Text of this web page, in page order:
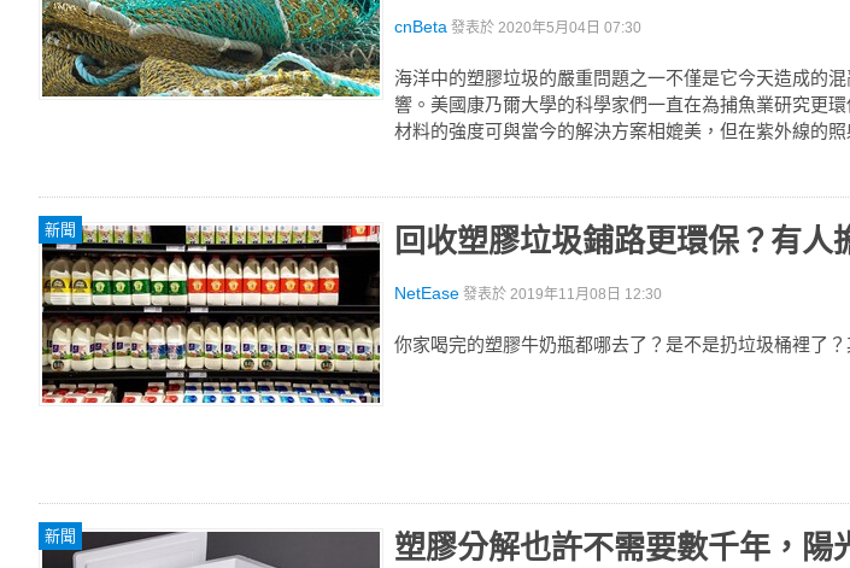
cnBeta 發表於 2020年5月04日 07:30
海洋中的塑膠垃圾的嚴重問題之一不僅是它今天造成的
響。美國康乃爾大學的科學家們一直在為捕魚業研究更
材料的強度可與當今的解決方案相媲美，但在紫外線的照
新聞 回收塑膠垃圾鋪路更環保？有人
NetEase 發表於 2019年11月08日 12:30
你家喝完的塑膠牛奶瓶都哪去了？是不是扔垃圾桶裡了
新聞
塑膠分解也許不需要數千年，陽